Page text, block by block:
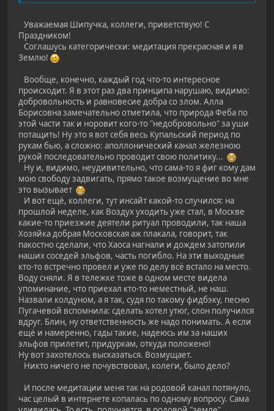
Уважаемая Шипучка, коллеги, приветствую! С
Праздником!
Соглашусь категорически: медитация прекрасная и я в
Землю!
Вообще, конечно, каждый год что-то интересное
происходит. Я в этот раз два принципа нарушаю, видимо:
добровольность и равновесие добра со злом. Алла
Борисовна замечательно отметила, что природа Феба по
этой части так и норовит кого-то "недобровольно" за уши
потащить! Ну это я вот себя весь Купальский период по
рукам бью, а сложно: аполлонический канал железною
рукой последовательно проводит свою политику...
Ну и, видимо, неудивительно, что сама-то я фиг кому дам
мою свободу задвигать, прямо такое возмущение во мне
это вызывает
И вот ещё, коллеги, тут инсайт какой-то случился: на
прошлой неделе, как Воздух уходить уже стал, в Москве
какие-то приезжие деятели ритуал проводили, так наша
Хозяйка добрая Московская аж плакала, говорит, так
пакостно сделали, что Хаоса нагнали и дождем затопили
наших соседей эльфов, часть погибло. На эти выходные
кто-то встречно провел и уже по делу всё встало на место.
Воду сняли. Я в тележке тоже в одном месте видела
упоминание, что приехал кто-то неместный, не наш.
Назвали колдуном, а я так, судя по такому фидбэку, песню
Пугачевой вспомнила: сделать хотел утюг, слон получился
вдруг. Блин, ну ответственность же надо понимать. А если
ещё и намеренно, гады такие, надеюсь им за наших
эльфов прилетит, придуркам, откуда положено!
Ну вот захотелось высказаться. Возмущает.
Никто ничего не почувствовал, колеги, было дело?
И после медитации меня так на родовой канал потянуло,
час целый в интернете копалась по одному вопросу. Сама